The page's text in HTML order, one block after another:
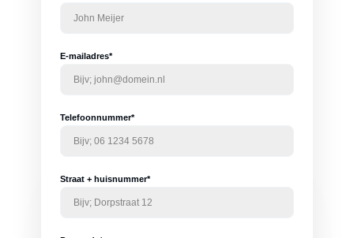
E-mailadres*
Telefoonnummer*
Straat + huisnummer*